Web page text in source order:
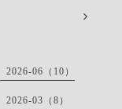
2026-06（10）
2026-03（8）